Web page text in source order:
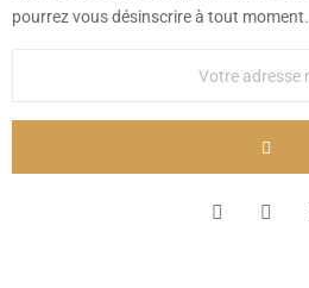
pourrez vous désinscrire à tout moment.